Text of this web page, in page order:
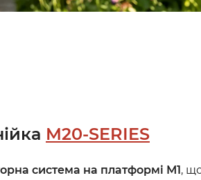
M20-SERIES
система на платформі М1,